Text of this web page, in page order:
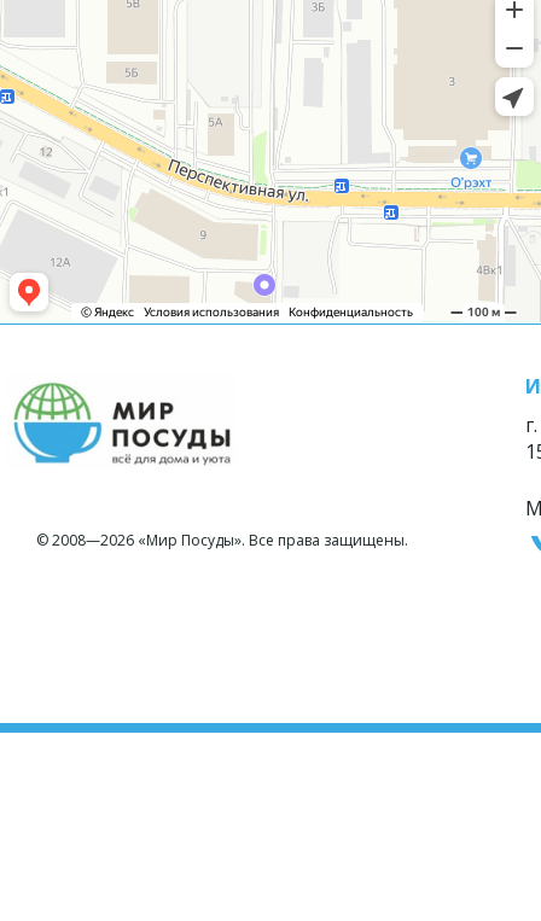
© 2008—2026 «Мир Посуды». Все права защищены.